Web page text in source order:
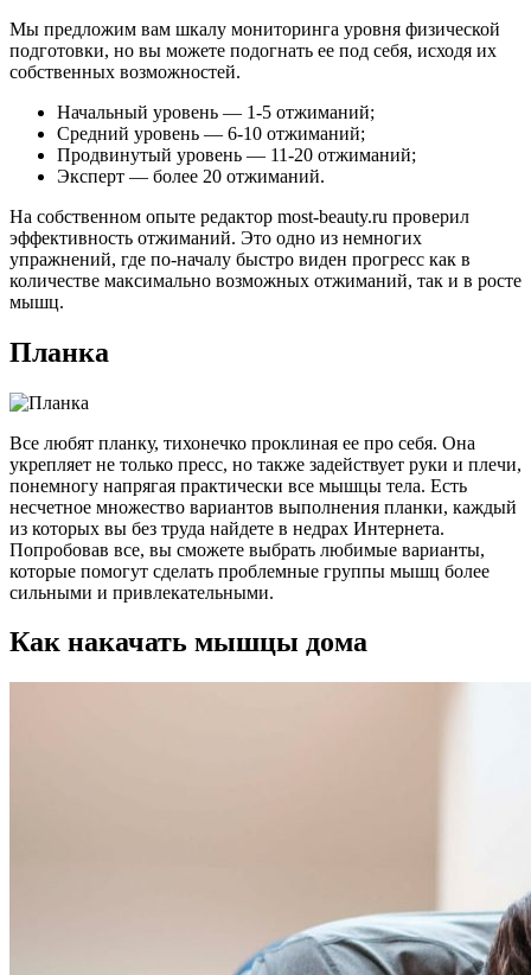
Мы предложим вам шкалу мониторинга уровня физической
подготовки, но вы можете подогнать ее под себя, исходя их
собственных возможностей.
Начальный уровень — 1-5 отжиманий;
Средний уровень — 6-10 отжиманий;
Продвинутый уровень — 11-20 отжиманий;
Эксперт — более 20 отжиманий.
На собственном опыте редактор most-beauty.ru проверил
эффективность отжиманий. Это одно из немногих
упражнений, где по-началу быстро виден прогресс как в
количестве максимально возможных отжиманий, так и в росте
мышц.
Планка
Все любят планку, тихонечко проклиная ее про себя. Она
укрепляет не только пресс, но также задействует руки и плечи,
понемногу напрягая практически все мышцы тела. Есть
несчетное множество вариантов выполнения планки, каждый
из которых вы без труда найдете в недрах Интернета.
Попробовав все, вы сможете выбрать любимые варианты,
которые помогут сделать проблемные группы мышц более
сильными и привлекательными.
Как накачать мышцы дома